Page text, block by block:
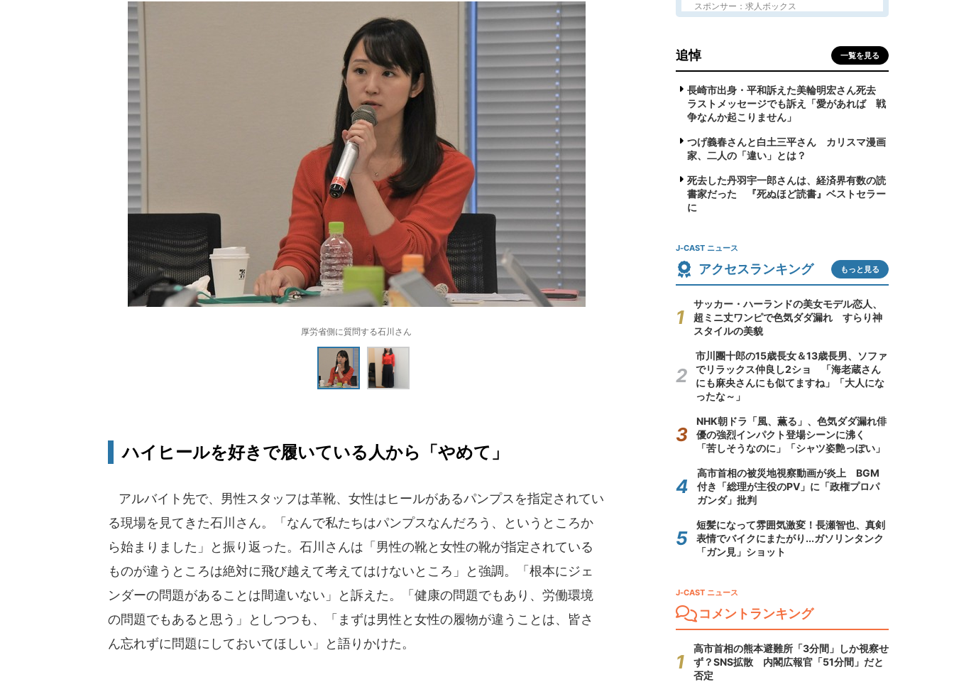
厚労省側に質問する石川さん
ハイヒールを好きで履いている人から「やめて」
アルバイト先で、男性スタッフは革靴、女性はヒールがあるパンプスを指定されてい
る現場を見てきた石川さん。「なんで私たちはパンプスなんだろう、というところか
ら始まりました」と振り返った。石川さんは「男性の靴と女性の靴が指定されている
ものが違うところは絶対に飛び越えて考えてはけないところ」と強調。「根本にジェ
ンダーの問題があることは間違いない」と訴えた。「健康の問題でもあり、労働環境
の問題でもあると思う」としつつも、「まずは男性と女性の履物が違うことは、皆さ
ん忘れずに問題にしておいてほしい」と語りかけた。
スポンサー：求人ボックス
追悼 一覧を見る
長崎市出身・平和訴えた美輪明宏さん死去
ラストメッセージでも訴え「愛があれば 戦
争なんか起こりません」
つげ義春さんと白土三平さん カリスマ漫画
家、二人の「違い」とは？
死去した丹羽宇一郎さんは、経済界有数の読
書家だった 『死ぬほど読書』ベストセラー
に
J-CAST ニュース
アクセスランキング もっと見る
サッカー・ハーランドの美女モデル恋人、
超ミニ丈ワンピで色気ダダ漏れ すらり神
スタイルの美貌
市川團十郎の15歳長女＆13歳長男、ソファ
でリラックス仲良し2ショ 「海老蔵さん
にも麻央さんにも似てますね」「大人にな
ったな～」
NHK朝ドラ「風、薫る」、色気ダダ漏れ俳
優の強烈インパクト登場シーンに沸く
「苦しそうなのに」「シャツ姿艶っぽい」
高市首相の被災地視察動画が炎上 BGM
付き「総理が主役のPV」に「政権プロパ
ガンダ」批判
短髪になって雰囲気激変！長瀬智也、真剣
表情でバイクにまたがり...ガソリンタンク
「ガン見」ショット
J-CAST ニュース
コメントランキング
高市首相の熊本避難所「3分間」しか視察せ
ず？SNS拡散 内閣広報官「51分間」だと
否定